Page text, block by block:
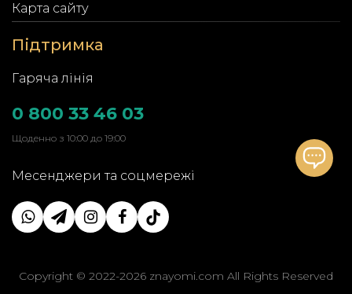
Карта сайту
Підтримка
Гаряча лінія
0 800 33 46 03
Щоденно з 10:00 до 19:00
Месенджери та соцмережі
Copyright © 2022-2026 znayomi.com All Rights Reserved